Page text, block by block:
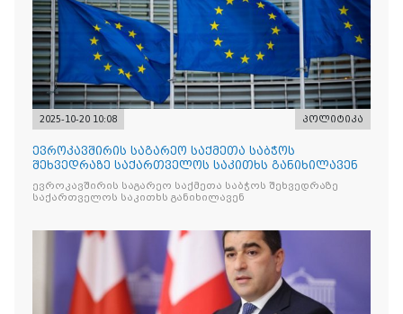
2025-10-20 10:08 პოლიტიკა
ევროკავშირის საგარეო საქმეთა საბჭოს
შეხვედრაზე საქართველოს საკითხს განიხილავენ
ევროკავშირის საგარეო საქმეთა საბჭოს შეხვედრაზე
საქართველოს საკითხს განიხილავენ